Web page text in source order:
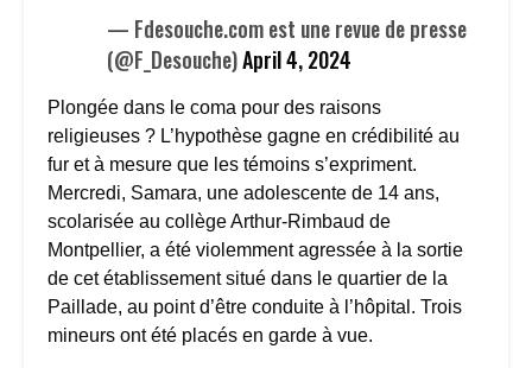
— Fdesouche.com est une revue de presse
(@F_Desouche)April 4, 2024
Plongée dans le coma pour des raisons
religieuses ? L’hypothèse gagne en crédibilité au
fur et à mesure que les témoins s’expriment.
Mercredi, Samara, une adolescente de 14 ans,
scolarisée au collège Arthur-Rimbaud de
Montpellier, a été violemment agressée à la sortie
de cet établissement situé dans le quartier de la
Paillade, au point d’être conduite à l’hôpital. Trois
mineurs ont été placés en garde à vue.